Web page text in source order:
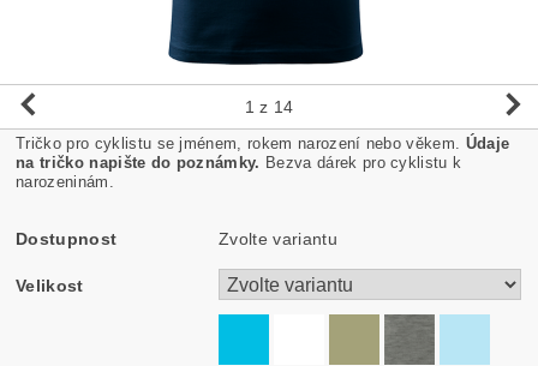
1 z 14
Tričko pro cyklistu se jménem, rokem narození nebo věkem. Údaje
na tričko napište do poznámky. Bezva dárek pro cyklistu k
narozeninám.
Dostupnost Zvolte variantu
Velikost